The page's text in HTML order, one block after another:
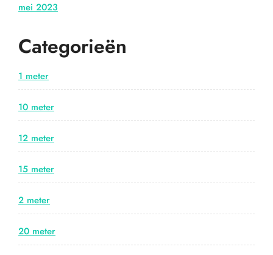
mei 2023
Categorieën
1 meter
10 meter
12 meter
15 meter
2 meter
20 meter